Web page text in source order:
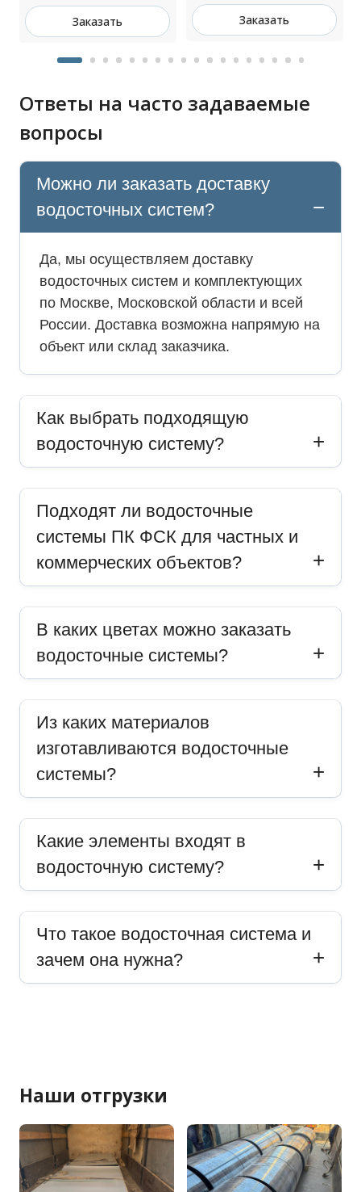
Заказать Заказать
Ответы на часто задаваемые
вопросы
Можно ли заказать доставку
водосточных систем?
Да, мы осуществляем доставку
водосточных систем и комплектующих
по Москве, Московской области и всей
России. Доставка возможна напрямую на
объект или склад заказчика.
Как выбрать подходящую
водосточную систему?
Подходят ли водосточные
системы ПК ФСК для частных и
коммерческих объектов?
В каких цветах можно заказать
водосточные системы?
Из каких материалов
изготавливаются водосточные
системы?
Какие элементы входят в
водосточную систему?
Что такое водосточная система и
зачем она нужна?
Наши отгрузки